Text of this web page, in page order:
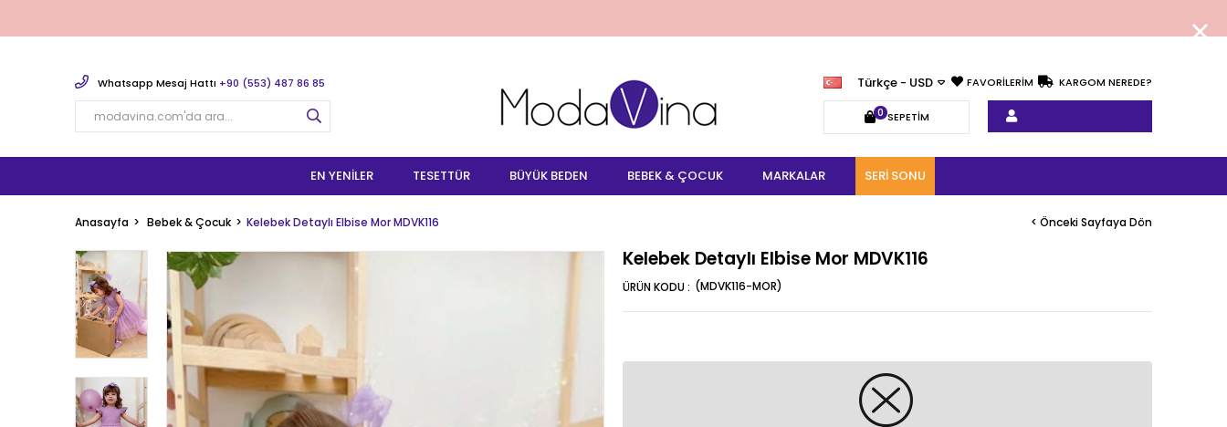
Türkçe - USD
SEPETIM
0
Whatsapp Mesaj Hattı +90 (553) 487 86 85 KARGOM NEREDE?
FAVORİLERİM
EN YENILER TESETTÜR BÜYÜK BEDEN BEBEK & ÇOCUK MARKALAR SERI SONU
Anasayfa Bebek & Çocuk Kelebek Detaylı Elbise Mor MDVK116 < Önceki Sayfaya Dön
Kelebek Detaylı Elbise Mor MDVK116
(MDVK116-MOR)